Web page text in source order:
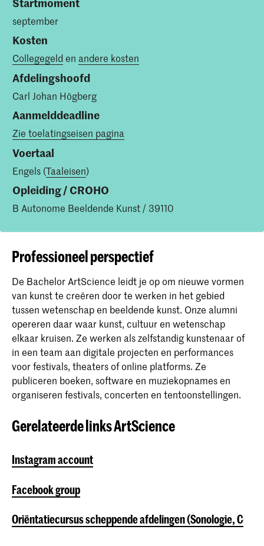
september
Kosten
Collegegelden andere kosten
Afdelingshoofd
Carl Johan Högberg
Aanmelddeadline
Zie toelatingseisen pagina
Voertaal
Engels (Taaleisen)
Opleiding / CROHO
B Autonome Beeldende Kunst / 39110
Professioneel perspectief
De Bachelor ArtScience leidt je op om nieuwe vormen
van kunst te creëren door te werken in het gebied
tussen wetenschap en beeldende kunst. Onze alumni
opereren daar waar kunst, cultuur en wetenschap
elkaar kruisen. Ze werken als zelfstandig kunstenaar of
in een team aan digitale projecten en performances
voor festivals, theaters of online platforms. Ze
publiceren boeken, software en muziekopnames en
organiseren festivals, concerten en tentoonstellingen.
Gerelateerde links ArtScience
Instagram account
Facebook group
Oriëntatiecursus scheppende afdelingen (Sonologie,